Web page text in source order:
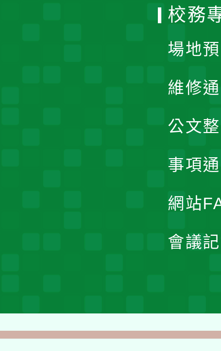
校務
場地
維修
公文
事項
網站
會議